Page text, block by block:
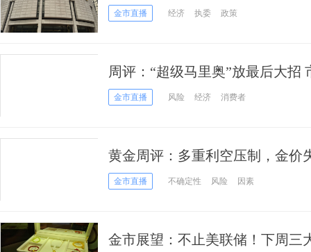
(表)
金市直播 经济 执委 政策
周评：“超级马里奥”放最后大招
超级周
金市直播 风险 经济 消费者
黄金周评：多重利空压制，金价
跌金市直播 不确定性 风险 因素
金市展望：不止美联储！下周三